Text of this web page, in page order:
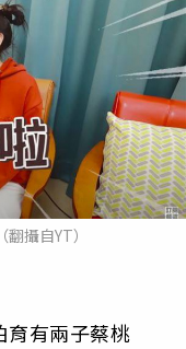
攝自YT）
有兩子蔡桃